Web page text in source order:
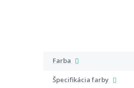
Farba
Špecifikácia farby